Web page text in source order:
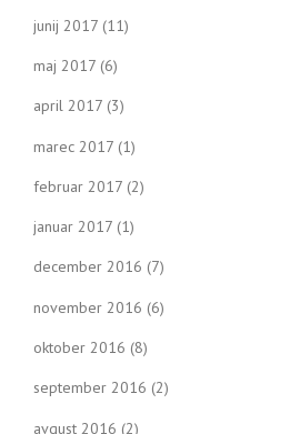
junij 2017 (11)
maj 2017 (6)
april 2017 (3)
marec 2017 (1)
februar 2017 (2)
januar 2017 (1)
december 2016 (7)
november 2016 (6)
oktober 2016 (8)
september 2016 (2)
avgust 2016 (2)